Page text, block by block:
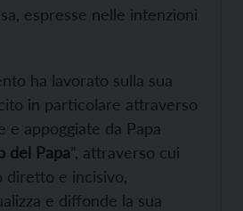
espresse nelle intenzioni
ha lavorato sulla sua
in particolare attraverso
e appoggiate da Papa
del Papa”, attraverso cui
diretto e incisivo,
e diffonde la sua